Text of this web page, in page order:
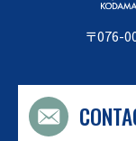
〒076-